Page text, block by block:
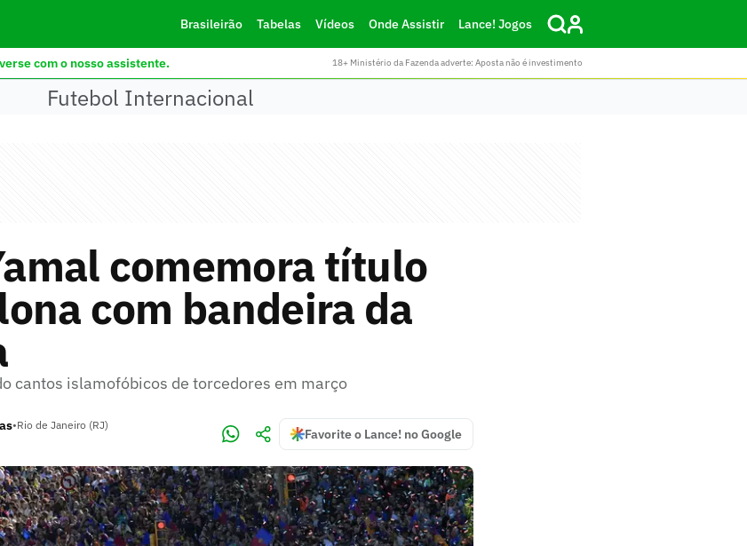
Brasileirão Tabelas Vídeos Onde Assistir Lance! Jogos
com o nosso assistente. 18+ Ministério da Fazenda adverte: Aposta não é investimento
Futebol Internacional
comemora título
com bandeira da
cantos islamofóbicos de torcedores em março
•Rio de Janeiro (RJ)
Favorite o Lance! no Google